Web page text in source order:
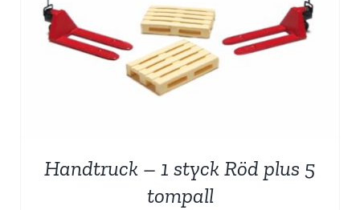
Handtruck – 1 styck Röd plus 5
tompall